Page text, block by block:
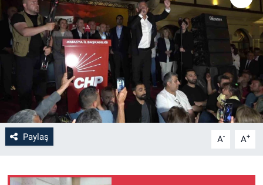
Paylaş A- A+